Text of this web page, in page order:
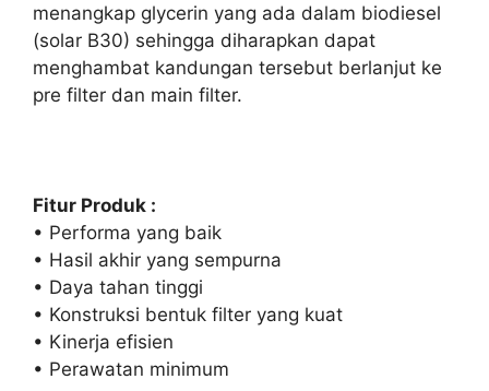
menangkap glycerin yang ada dalam biodiesel
(solar B30) sehingga diharapkan dapat
menghambat kandungan tersebut berlanjut ke
pre filter dan main filter.
Fitur Produk :
• Performa yang baik
• Hasil akhir yang sempurna
• Daya tahan tinggi
• Konstruksi bentuk filter yang kuat
• Kinerja efisien
• Perawatan minimum